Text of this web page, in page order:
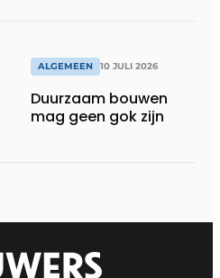
ALGEMEEN 10 JULI 2026
Duurzaam bouwen
mag geen gok zijn